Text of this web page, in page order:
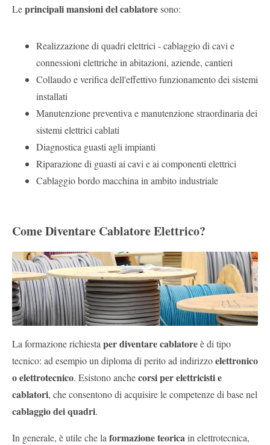
Leprincipali mansioni del cablatoresono:
Realizzazione di quadri elettrici - cablaggio di cavi e
connessioni elettriche in abitazioni, aziende, cantieri
Collaudo e verifica dell'effettivo funzionamento dei sistemi
installati
Manutenzione preventiva e manutenzione straordinaria dei
sistemi elettrici cablati
Diagnostica guasti agli impianti
Riparazione di guasti ai cavi e ai componenti elettrici
Cablaggio bordo macchina in ambito industriale
Come Diventare Cablatore Elettrico?
La formazione richiesta per diventare cablatoreè di tipo
tecnico: ad esempio un diploma di perito ad indirizzoelettronico
o elettrotecnico. Esistono anchecorsi per elettricisti e
cablatori, che consentono di acquisire le competenze di base nel
cablaggio dei quadri.
In generale, è utile che la formazione teorica in elettrotecnica,